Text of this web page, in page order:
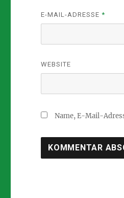
E-MAIL-ADRESSE*
WEBSITE
Name, E-Mail-